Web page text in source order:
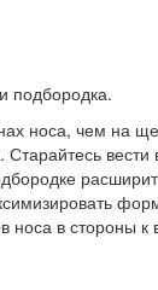
подбородка.
носа, чем на
в стороны к